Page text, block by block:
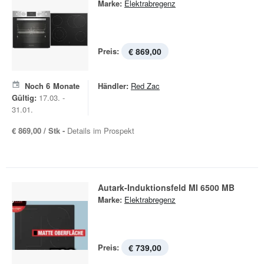
Marke: Elektrabregenz
Preis: € 869,00
Noch 6 Monate
Gültig: 17.03. -
31.01.
Händler: Red Zac
€ 869,00 / Stk - Details im Prospekt
Autark-Induktionsfeld MI 6500 MB
Marke: Elektrabregenz
Preis: € 739,00